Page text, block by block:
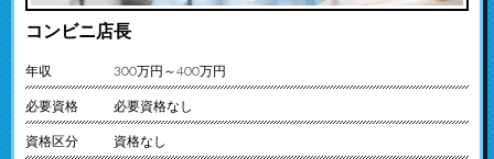
コンビニ店長
年収 300万円～400万円
必要資格 必要資格なし
資格区分 資格なし